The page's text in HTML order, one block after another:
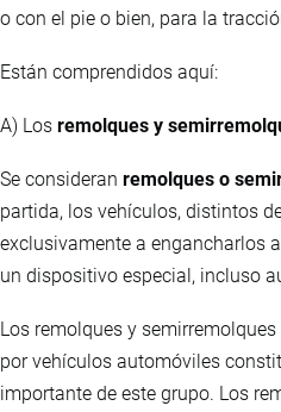
o con el pie o bien, para la
Están comprendidos aquí:
A) Los remolques y
Se consideran remolques o
partida, los vehículos, distintos
exclusivamente a engancharlos
un dispositivo especial, incluso
Los remolques y
por vehículos automóviles
importante de este grupo. Los